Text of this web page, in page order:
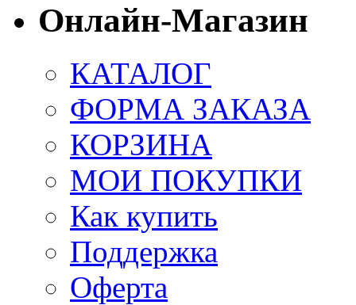
Онлайн-Магазин
КАТАЛОГ
ФОРМА ЗАКАЗА
КОРЗИНА
МОИ ПОКУПКИ
Как купить
Поддержка
Оферта